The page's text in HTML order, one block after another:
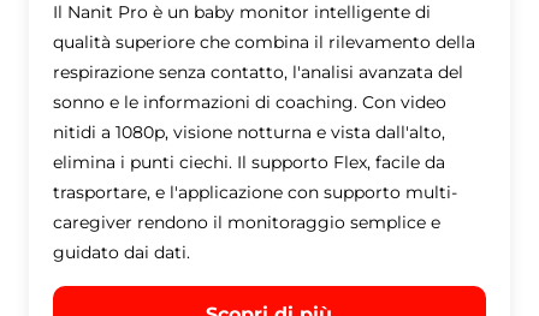
Il Nanit Pro è un baby monitor intelligente di
qualità superiore che combina il rilevamento della
respirazione senza contatto, l'analisi avanzata del
sonno e le informazioni di coaching. Con video
nitidi a 1080p, visione notturna e vista dall'alto,
elimina i punti ciechi. Il supporto Flex, facile da
trasportare, e l'applicazione con supporto multi-
caregiver rendono il monitoraggio semplice e
guidato dai dati.